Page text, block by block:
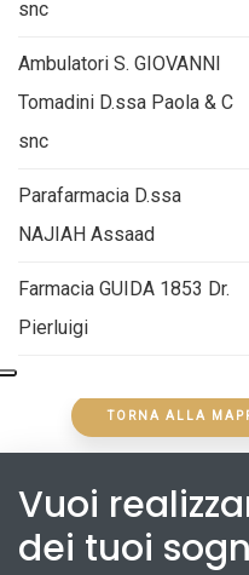
snc
Ambulatori S. GIOVANNI
Tomadini D.ssa Paola & C
snc
Parafarmacia D.ssa
NAJIAH Assaad
Farmacia GUIDA 1853 Dr.
Pierluigi
TORNA ALLA
Vuoi
dei tuoi